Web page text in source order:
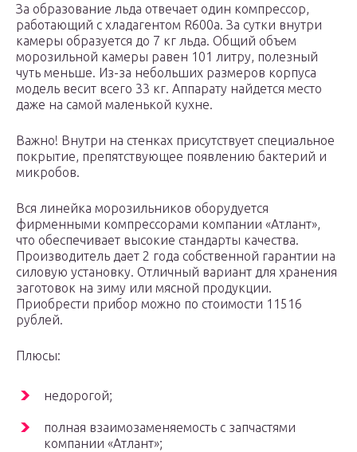
За образование льда отвечает один компрессор,
работающий с хладагентом R600a. За сутки внутри
камеры образуется до 7 кг льда. Общий объем
морозильной камеры равен 101 литру, полезный
чуть меньше. Из-за небольших размеров корпуса
модель весит всего 33 кг. Аппарату найдется место
даже на самой маленькой кухне.
Важно! Внутри на стенках присутствует специальное
покрытие, препятствующее появлению бактерий и
микробов.
Вся линейка морозильников оборудуется
фирменными компрессорами компании «Атлант»,
что обеспечивает высокие стандарты качества.
Производитель дает 2 года собственной гарантии на
силовую установку. Отличный вариант для хранения
заготовок на зиму или мясной продукции.
Приобрести прибор можно по стоимости 11516
рублей.
Плюсы:
недорогой;
полная взаимозаменяемость с запчастями
компании «Атлант»;